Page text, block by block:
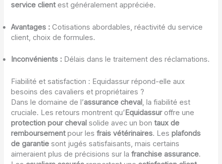
service clientest généralement appréciée.
Avantages : Cotisations abordables, réactivité du service
client, choix de formules.
Inconvénients : Délais dans le traitement des réclamations.
Fiabilité et satisfaction : Equidassur répond-elle aux
besoins des cavaliers et propriétaires ?
Dans le domaine de l’assurance cheval , la fiabilité est
cruciale. Les retours montrent qu’Equidassuroffre une
protection pour cheval solide avec un bontaux de
remboursementpour lesfrais vétérinaires. Lesplafonds
de garantie sont jugés satisfaisants, mais certains
aimeraient plus de précisions sur lafranchise assurance.